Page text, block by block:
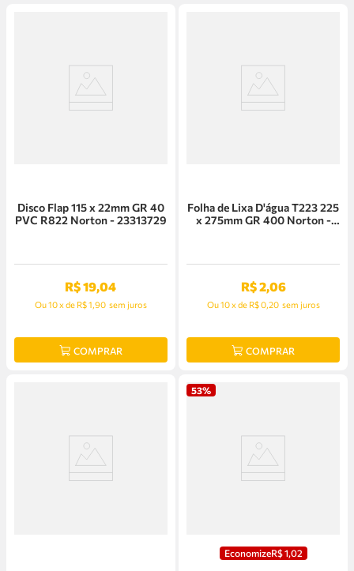
Disco Flap 115 x 22mm GR 40
PVC R822 Norton - 23313729
R$19,04
Ou10xde R$ 1,90 sem juros
COMPRAR
Folha de Lixa D'água T223 225
x 275mm GR 400 Norton -
R$2,06
Ou10xde R$ 0,20 sem juros
COMPRAR
53%
EconomizeR$1,02